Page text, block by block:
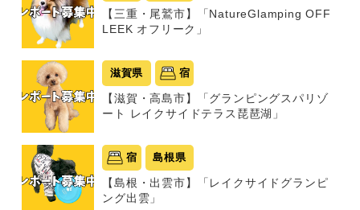
【三重・尾鷲市】「NatureGlamping OFF
LEEK オフリーク」
滋賀県 宿
【滋賀・高島市】「グランピングスパリゾ
ート レイクサイドテラス琵琶湖」
宿 島根県
【島根・出雲市】「レイクサイドグランピ
ング出雲」